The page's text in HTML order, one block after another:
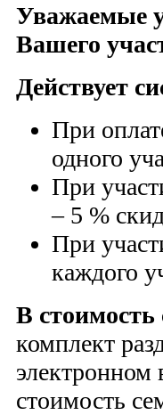
Уважаемые
Вашего
Действует
При
одного
При
– 5 %
При
каждого
В стоимость
комплект
электронном
стоимость